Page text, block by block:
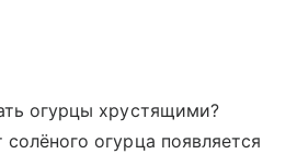
огурцы хрустящими?
огурца появляется